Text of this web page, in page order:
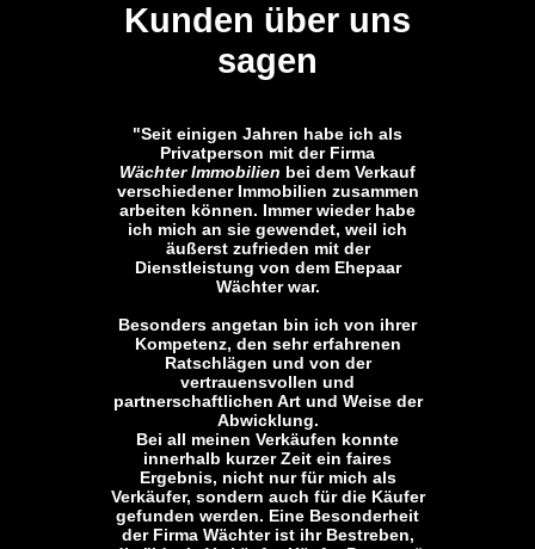
Kunden über uns
sagen
"Seit einigen Jahren habe ich als
Privatperson mit der Firma
Wächter Immobilien bei dem Verkauf
verschiedener Immobilien zusammen
arbeiten können. Immer wieder habe
ich mich an sie gewendet, weil ich
äußerst zufrieden mit der
Dienstleistung von dem Ehepaar
Wächter war.
Besonders angetan bin ich von ihrer
Kompetenz, den sehr erfahrenen
Ratschlägen und von der
vertrauensvollen und
partnerschaftlichen Art und Weise der
Abwicklung.
Bei all meinen Verkäufen konnte
innerhalb kurzer Zeit ein faires
Ergebnis, nicht nur für mich als
Verkäufer, sondern auch für die Käufer
gefunden werden. Eine Besonderheit
der Firma Wächter ist ihr Bestreben,